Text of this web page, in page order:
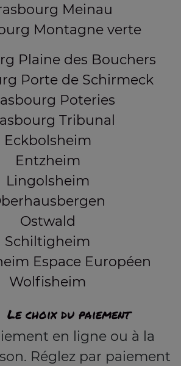
Meinau
Montagne verte
Plaine des Bouchers
Porte de Schirmeck
Poteries
Tribunal
Eckbolsheim
Entzheim
Lingolsheim
Ostwald
Schiltigheim
Espace Européen
Wolfisheim
Le choix du paiement
en ligne ou à la
Réglez par paiement